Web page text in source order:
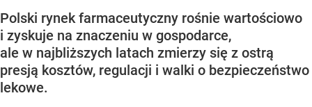
Polski rynek farmaceutyczny rośnie wartościowo
i zyskuje na znaczeniu w gospodarce,
ale w najbliższych latach zmierzy się z ostrą
presją kosztów, regulacji i walki o bezpieczeństwo
lekowe.